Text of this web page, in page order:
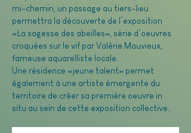
mi-chemin, un passage au tiers-lieu
permettra la découverte de l’exposition
«La sagesse des abeilles», série d’oeuvres
croquées sur le vif par Valérie Mauvieux,
fameuse aquarelliste locale.
Une résidence «jeune talent» permet
également à une artiste émergente du
territoire de créer sa première oeuvre in
situ au sein de cette exposition collective.